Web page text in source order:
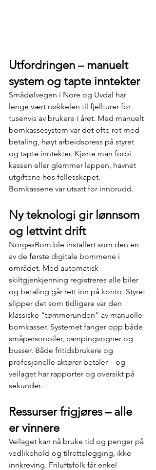
Utfordringen – manuelt
system og tapte inntekter
Smådølvegen i Nore og Uvdal har
lenge vært nøkkelen til fjellturer for
tusenvis av brukere i året. Med manuelt
bomkassesystem var det ofte rot med
betaling, høyt arbeidspress på styret
og tapte inntekter. Kjørte man forbi
kassen eller glemmer lappen, havnet
utgiftene hos fellesskapet.
Bomkassene var utsatt for innbrudd.
Ny teknologi gir lønnsom
og lettvint drift
NorgesBom ble installert som den en
av de første digitale bommene i
området. Med automatisk
skiltgjenkjenning registreres alle biler
og betaling går rett inn på konto. Styret
slipper det som tidligere var den
klassiske “tømmerunden” av manuelle
bomkasser. Systemet fanger opp både
småpersonbiler, campingvogner og
busser. Både fritidsbrukere og
profesjonelle aktører betaler – og
veilaget har rapporter og oversikt på
sekunder.
Ressurser frigjøres – alle
er vinnere
Veilaget kan nå bruke tid og penger på
vedlikehold og tilrettelegging, ikke
innkreving. Friluftsfolk får enkel